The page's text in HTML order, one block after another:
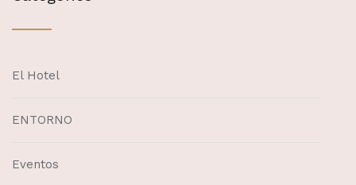
El Hotel
ENTORNO
Eventos